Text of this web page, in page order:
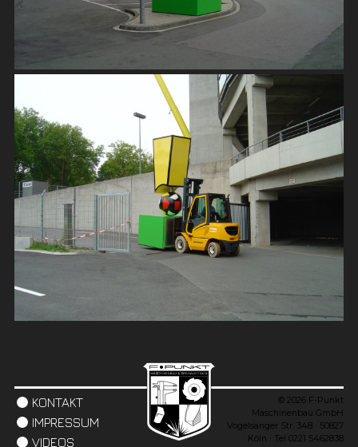
KONTAKT
IMPRESSUM
VIDEOS
© 2026 F-Punkt
Maschinenbau GmbH
Vogelsanger Str. 348 · 50827
Köln · Tel 0221 5462838